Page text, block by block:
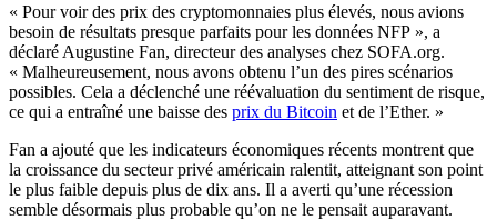
« Pour voir des prix des cryptomonnaies plus élevés, nous avions
besoin de résultats presque parfaits pour les données NFP », a
déclaré Augustine Fan, directeur des analyses chez SOFA.org.
« Malheureusement, nous avons obtenu l’un des pires scénarios
possibles. Cela a déclenché une réévaluation du sentiment de risque,
ce qui a entraîné une baisse des prix du Bitcoin et de l’Ether. »
Fan a ajouté que les indicateurs économiques récents montrent que
la croissance du secteur privé américain ralentit, atteignant son point
le plus faible depuis plus de dix ans. Il a averti qu’une récession
semble désormais plus probable qu’on ne le pensait auparavant.